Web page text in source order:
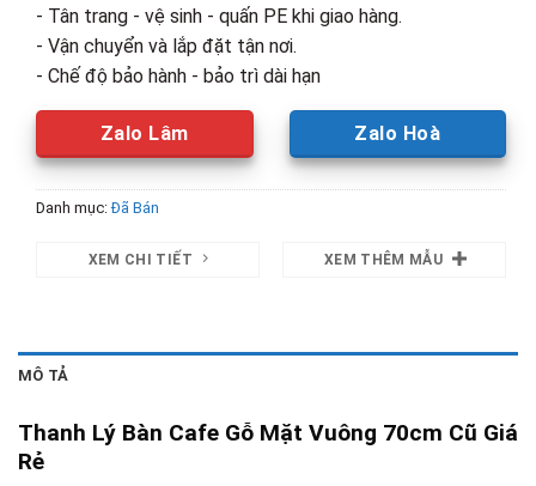
- Tân trang - vệ sinh - quấn PE khi giao hàng.
- Vận chuyển và lắp đặt tận nơi.
- Chế độ bảo hành - bảo trì dài hạn
Zalo Lâm Zalo Hoà
Danh mục:Đã Bán
XEM CHI TIẾT XEM THÊM MẪU
MÔ TẢ
Thanh Lý Bàn Cafe Gỗ Mặt Vuông 70cm Cũ Giá
Rẻ